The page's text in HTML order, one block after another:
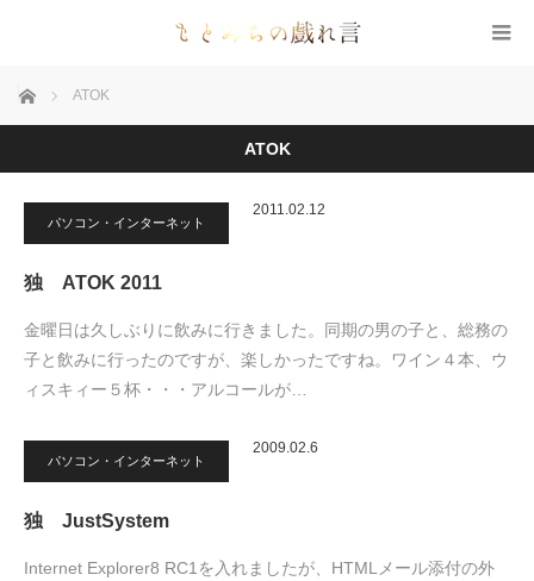
ホーム ATOK
ATOK
パソコン・インターネット
2011.02.12
独 ATOK 2011
金曜日は久しぶりに飲みに行きました。同期の男の子と、総務の
子と飲みに行ったのですが、楽しかったですね。ワイン４本、ウ
ィスキィー５杯・・・アルコールが…
パソコン・インターネット
2009.02.6
独 JustSystem
Internet Explorer8 RC1を入れましたが、HTMLメール添付の外